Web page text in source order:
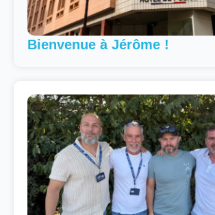
Bienvenue à Jérôme !